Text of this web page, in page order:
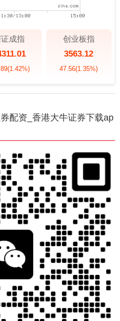
成指
(1.42%)
创业板指
3563.12
47.56(1.35%)
配资_香港大牛证券下载ap